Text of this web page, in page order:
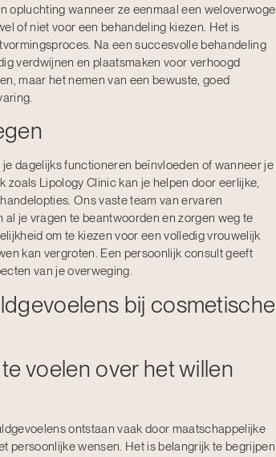
opluchting wanneer ze eenmaal een
of niet voor een behandeling kiezen. Het is
Na een succesvolle behandeling
verdwijnen en plaatsmaken voor verhoogd
maar het nemen van een bewuste, goed
dagelijks functioneren beïnvloeden of wanneer je
Lipology Clinic kan je helpen door eerlijke,
Ons vaste team van ervaren
je vragen te beantwoorden en zorgen weg te
om te kiezen voor een volledig vrouwelijk
kan vergroten. Een persoonlijk consult geeft
van je overweging.
bij cosmetische
voelen over het willen
ontstaan vaak door maatschappelijke
persoonlijke wensen. Het is belangrijk te begrijpen